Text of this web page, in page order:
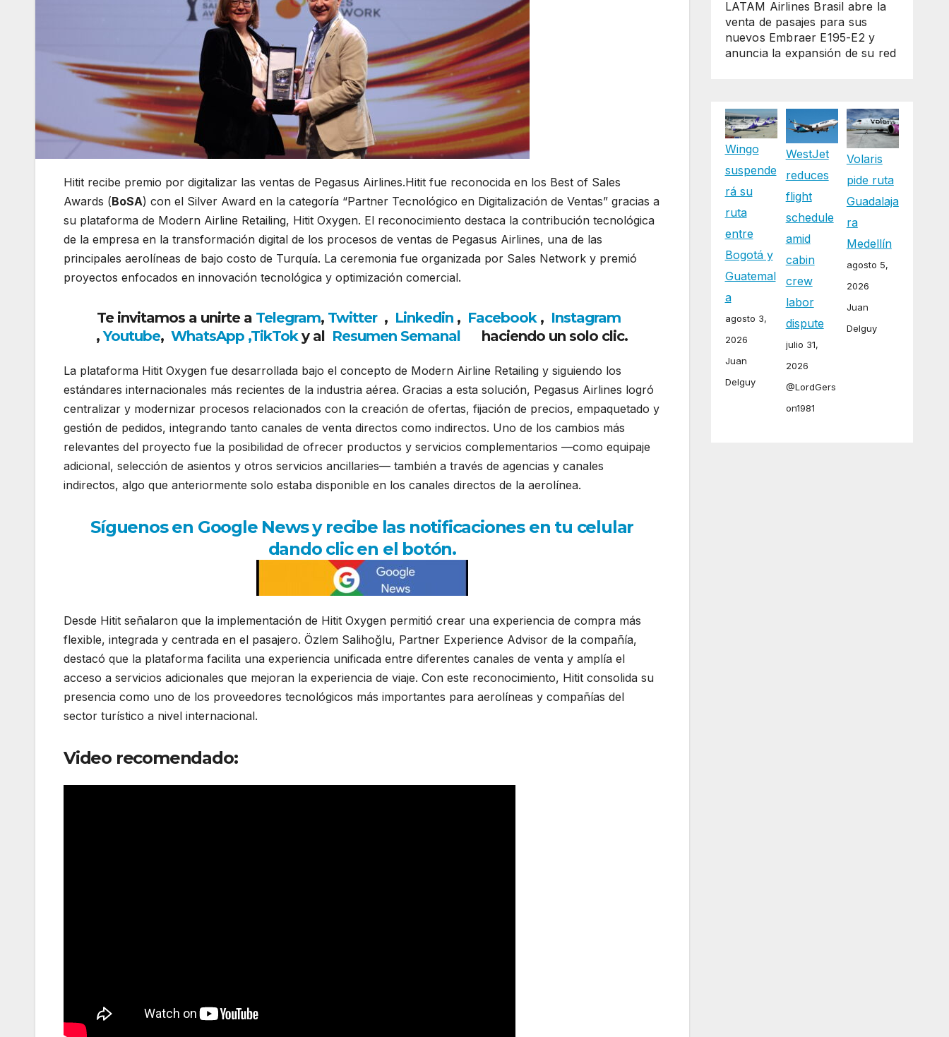
Hitit recibe premio por digitalizar las ventas de Pegasus Airlines.Hitit fue reconocida en los Best of Sales
Awards (BoSA) con el Silver Award en la categoría “Partner Tecnológico en Digitalización de Ventas” gracias a
su plataforma de Modern Airline Retailing, Hitit Oxygen. El reconocimiento destaca la contribución tecnológica
de la empresa en la transformación digital de los procesos de ventas de Pegasus Airlines, una de las
principales aerolíneas de bajo costo de Turquía. La ceremonia fue organizada por Sales Network y premió
proyectos enfocados en innovación tecnológica y optimización comercial.
Te invitamos a unirte a Telegram, Twitter , Linkedin, Facebook, Instagram
,Youtube,WhatsApp ,TikToky al Resumen Semanal haciendo un solo clic.
La plataforma Hitit Oxygen fue desarrollada bajo el concepto de Modern Airline Retailing y siguiendo los
estándares internacionales más recientes de la industria aérea. Gracias a esta solución, Pegasus Airlines logró
centralizar y modernizar procesos relacionados con la creación de ofertas, fijación de precios, empaquetado y
gestión de pedidos, integrando tanto canales de venta directos como indirectos. Uno de los cambios más
relevantes del proyecto fue la posibilidad de ofrecer productos y servicios complementarios —como equipaje
adicional, selección de asientos y otros servicios ancillaries— también a través de agencias y canales
indirectos, algo que anteriormente solo estaba disponible en los canales directos de la aerolínea.
Síguenos en Google News y recibe las notificaciones en tu celular
dando clic en el botón.
Desde Hitit señalaron que la implementación de Hitit Oxygen permitió crear una experiencia de compra más
flexible, integrada y centrada en el pasajero. Özlem Salihoğlu, Partner Experience Advisor de la compañía,
destacó que la plataforma facilita una experiencia unificada entre diferentes canales de venta y amplía el
acceso a servicios adicionales que mejoran la experiencia de viaje. Con este reconocimiento, Hitit consolida su
presencia como uno de los proveedores tecnológicos más importantes para aerolíneas y compañías del
sector turístico a nivel internacional.
Video recomendado:
LATAM Airlines Brasil abre la
venta de pasajes para sus
nuevos Embraer E195-E2 y
anuncia la expansión de su red
Wingo
suspende
rá su
ruta
entre
Bogotá y
Guatemal
a
agosto 3,
2026
Juan
Delguy
WestJet
reduces
flight
schedule
amid
cabin
crew
labor
dispute
julio 31,
2026
@LordGers
on1981
Volaris
pide ruta
Guadalaja
ra
Medellín
agosto 5,
2026
Juan
Delguy